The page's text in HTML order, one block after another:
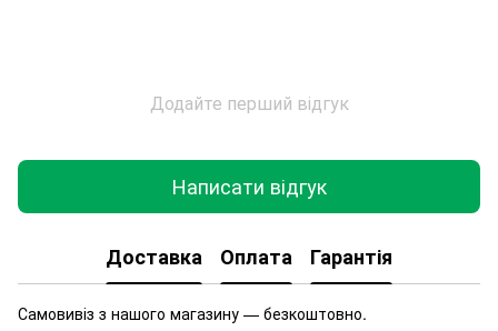
Додайте перший відгук
Написати відгук
Доставка Оплата Гарантія
Самовивіз з нашого магазину — безкоштовно.